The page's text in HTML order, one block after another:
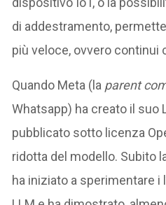
di addestramento,
più veloce, ovvero continui
Quando Meta (la parent
Whatsapp) ha creato il suo
pubblicato sotto licenza
ridotta del modello. Subito
ha iniziato a sperimentare